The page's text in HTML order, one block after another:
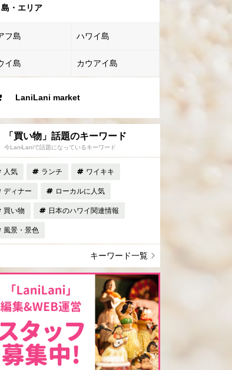
島・エリア
フ島 ハワイ島
イ島 カウアイ島
LaniLani market
「買い物」話題のキーワード
今LaniLaniで話題になっているキーワード
人気 ランチ ワイキキ
ディナー ローカルに人気
買い物 日本のハワイ関連情報
風景・景色
キーワード一覧